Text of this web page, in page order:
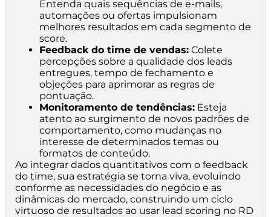
Entenda quais sequências de e-mails,
automações ou ofertas impulsionam
melhores resultados em cada segmento de
score.
Feedback do time de vendas: Colete
percepções sobre a qualidade dos leads
entregues, tempo de fechamento e
objeções para aprimorar as regras de
pontuação.
Monitoramento de tendências: Esteja
atento ao surgimento de novos padrões de
comportamento, como mudanças no
interesse de determinados temas ou
formatos de conteúdo.
Ao integrar dados quantitativos com o feedback
do time, sua estratégia se torna viva, evoluindo
conforme as necessidades do negócio e as
dinâmicas do mercado, construindo um ciclo
virtuoso de resultados ao usar lead scoring no RD